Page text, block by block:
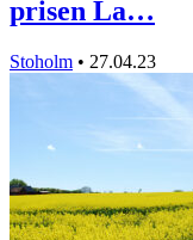
prisen La…
Stoholm • 27.04.23